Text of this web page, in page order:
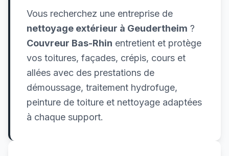
Vous recherchez une entreprise de
nettoyage extérieur à Geudertheim ?
Couvreur Bas-Rhin entretient et protège
vos toitures, façades, crépis, cours et
allées avec des prestations de
démoussage, traitement hydrofuge,
peinture de toiture et nettoyage adaptées
à chaque support.